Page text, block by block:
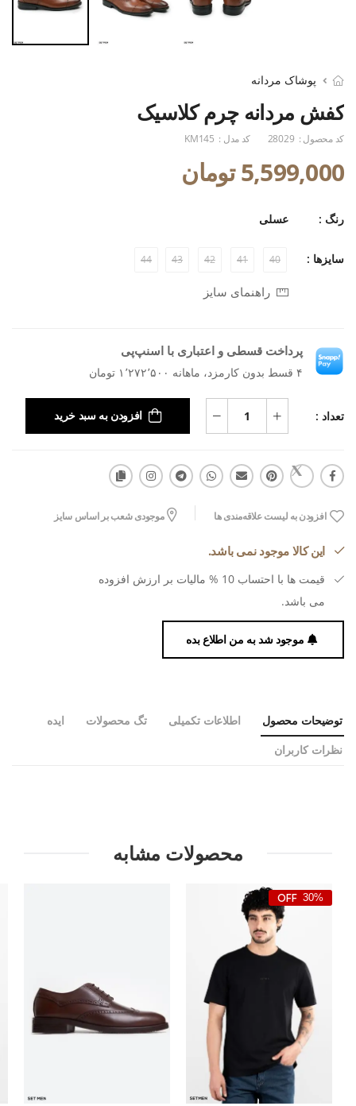
پوشاک مردانه
کفش مردانه چرم کلاسیک
کد محصول : 28029 کد مدل : KM145
5,599,000 تومان
رنگ : عسلی
سایزها : 40
41
42
43
44
راهنمای سایز
پرداخت قسطی و اعتباری با اسنپ‌پی
۴ قسط بدون کارمزد، ماهانه ۱٬۲۷۲٬۵۰۰ تومان
تعداد : افزودن به سبد خرید
افزودن به لیست علاقه‌مندی ها موجودی شعب بر اساس سایز
این کالا موجود نمی باشد.
قیمت ها با احتساب 10 % مالیات بر ارزش افزوده
می باشد.
موجود شد به من اطلاع بده
توضیحات محصول اطلاعات تکمیلی تگ محصولات ایده
نظرات کاربران
محصولات مشابه
30%